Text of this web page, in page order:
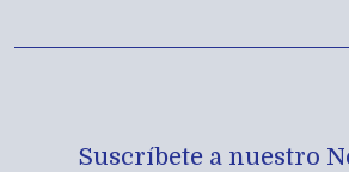
Suscríbete a nuestro